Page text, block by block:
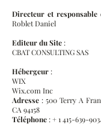
Directeur et responsable
Roblet Daniel
Editeur du Site :
CBAT CONSULTING SAS
Hébergeur :
WIX
Wix.com Inc
Adresse : 500 Terry A
CA 94158
Téléphone : +1 415-639-